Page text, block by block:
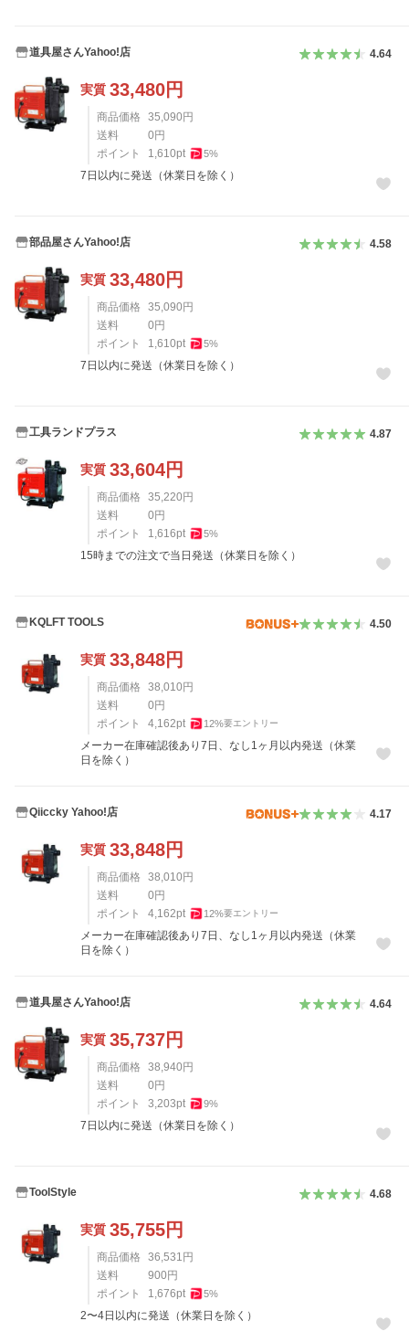
道具屋さんYahoo!店 4.64
実質 33,480円
商品価格 35,090 円
送料
0 円
ポイント
1,610pt 5%
7日以内に発送（休業日を除く）
部品屋さんYahoo!店 4.58
実質 33,480円
商品価格 35,090 円
送料
0 円
ポイント
1,610pt 5%
7日以内に発送（休業日を除く）
工具ランドプラス 4.87
実質 33,604円
商品価格 35,220 円
送料
0 円
ポイント
1,616pt 5%
15時までの注文で当日発送（休業日を除く）
KQLFT TOOLS 4.50
実質 33,848円
商品価格 38,010 円
送料
0 円
ポイント
4,162pt 12%要エントリー
メーカー在庫確認後あり7日、なし1ヶ月以内発送（休業
日を除く）
Qiiccky Yahoo!店 4.17
実質 33,848円
商品価格 38,010 円
送料
0 円
ポイント
4,162pt 12%要エントリー
メーカー在庫確認後あり7日、なし1ヶ月以内発送（休業
日を除く）
道具屋さんYahoo!店 4.64
実質 35,737円
商品価格 38,940 円
送料
0 円
ポイント
3,203pt 9%
7日以内に発送（休業日を除く）
ToolStyle 4.68
実質 35,755円
商品価格 36,531 円
送料
900 円
ポイント
1,676pt 5%
2〜4日以内に発送（休業日を除く）